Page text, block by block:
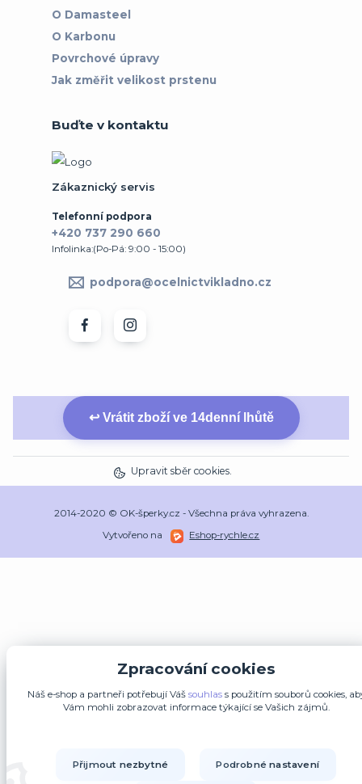
O Damasteel
O Karbonu
Povrchové úpravy
Jak změřit velikost prstenu
Buďte v kontaktu
Zákaznický servis
Telefonní podpora
+420 737 290 660
Infolinka:(Po-Pá: 9:00 - 15:00)
podpora@ocelnictvikladno.cz
↩ Vrátit zboží ve 14denní lhůtě
Upravit sběr cookies.
2014-2020 © OK-šperky.cz - Všechna práva vyhrazena.
Vytvořeno na
Eshop-rychle.cz
Zpracování cookies
Náš e-shop a partneři potřebují Váš souhlass použitím souborů cookies,
Vám mohli zobrazovat informace týkající se Vašich zájmů.
Přijmout nezbytné Podrobné nastavení